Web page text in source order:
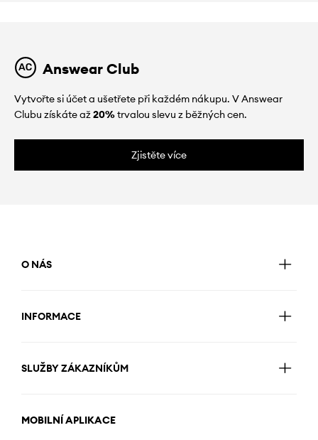
Answear Club
Vytvořte si účet a ušetřete při každém nákupu. V Answear
Clubu získáte až20%trvalou slevu z běžných cen.
Zjistěte více
O NÁS
INFORMACE
SLUŽBY ZÁKAZNÍKŮM
MOBILNÍ APLIKACE